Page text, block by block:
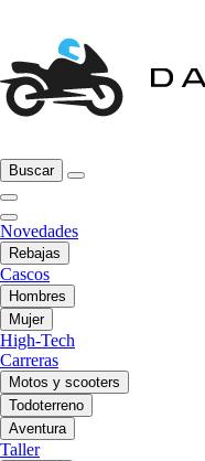
Buscar
Novedades
Rebajas
Cascos
Hombres
Mujer
High-Tech
Carreras
Motos y scooters
Todoterreno
Aventura
Taller